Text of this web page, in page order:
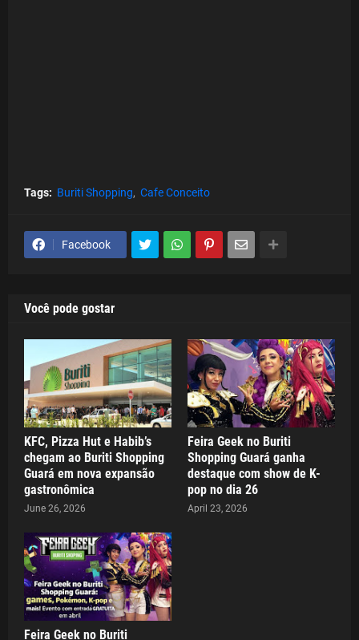
Tags: Buriti Shopping Cafe Conceito
Facebook
Você pode gostar
KFC, Pizza Hut e Habib’s
chegam ao Buriti Shopping
Guará em nova expansão
gastronômica
June 26, 2026
Feira Geek no Buriti
Shopping Guará ganha
destaque com show de K-
pop no dia 26
April 23, 2026
Feira Geek no Buriti